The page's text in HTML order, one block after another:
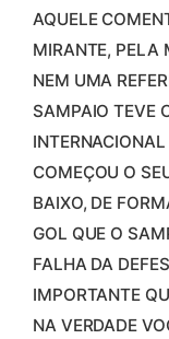
AQUELE
MIRANTE, PELA
NEM UMA
SAMPAIO TEVE
COMEÇOU O
BAIXO, DE
GOL QUE O
FALHA DA
IMPORTANTE
NA VERDADE